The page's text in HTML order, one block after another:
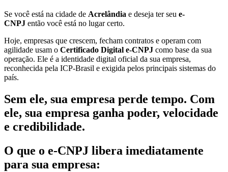
Se você está na cidade de Acrelândia e deseja ter seu e-
CNPJ então você está no lugar certo.
Hoje, empresas que crescem, fecham contratos e operam com
agilidade usam o Certificado Digital e-CNPJ como base da sua
operação. Ele é a identidade digital oficial da sua empresa,
reconhecida pela ICP-Brasil e exigida pelos principais sistemas do
país.
Sem ele, sua empresa perde tempo. Com
ele, sua empresa ganha poder, velocidade
e credibilidade.
O que o e-CNPJ libera imediatamente
para sua empresa: